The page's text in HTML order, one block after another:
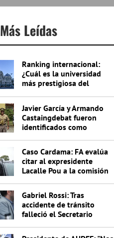
Leídas
Ranking internacional:
¿Cuál es la universidad
más prestigiosa del
Javier García y Armando
Castaingdebat fueron
identificados como
Caso Cardama: FA evalúa
citar al expresidente
Lacalle Pou a la comisión
Gabriel Rossi: Tras
accidente de tránsito
falleció el Secretario